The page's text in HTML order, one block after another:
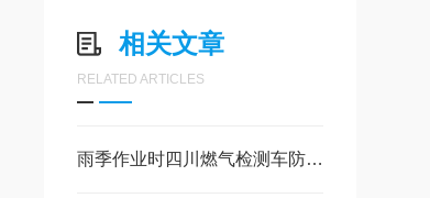
相关文章
RELATED ARTICLES
雨季作业时四川燃气检测车防水防潮的注意事项